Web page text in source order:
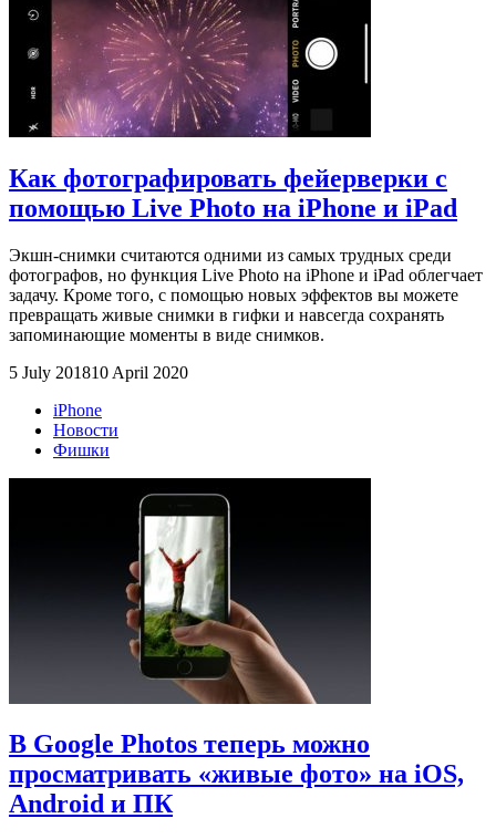
Как фотографировать фейерверки с
помощью Live Photo на iPhone и iPad
Экшн-снимки считаются одними из самых трудных среди
фотографов, но функция Live Photo на iPhone и iPad облегчает
задачу. Кроме того, с помощью новых эффектов вы можете
превращать живые снимки в гифки и навсегда сохранять
запоминающие моменты в виде снимков.
5 July 201810 April 2020
iPhone
Новости
Фишки
В Google Photos теперь можно
просматривать «живые фото» на iOS,
Android и ПК